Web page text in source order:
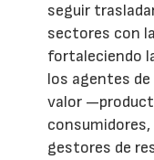
seguir
sectores con
fortaleciendo
los agentes
valor
gestores de